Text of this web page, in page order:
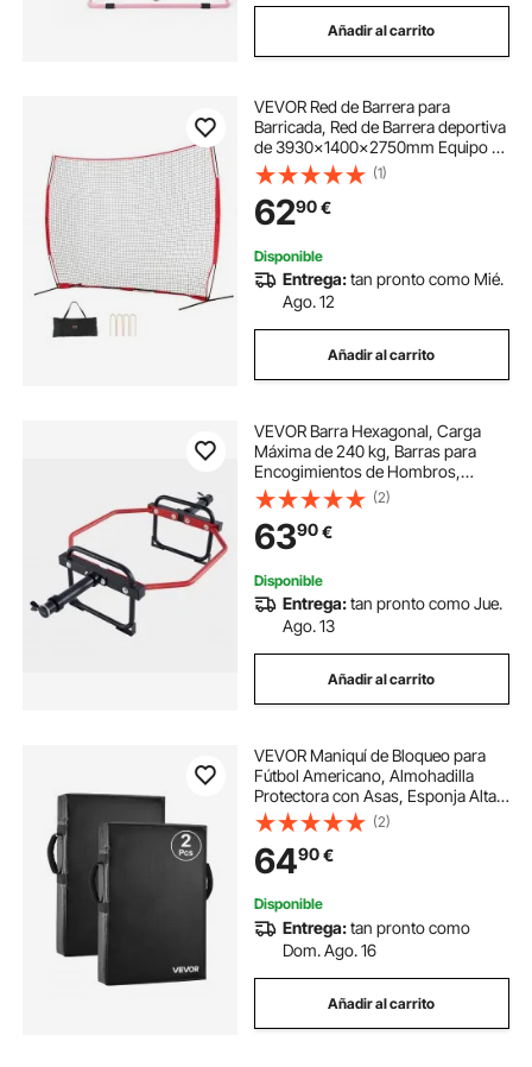
Añadir al carrito
VEVOR Red de Barrera para
Barricada, Red de Barrera deportiva
de 3930x1400x2750mm Equipo de
Práctica Portátil con Bolsa de
Transporte, Red de Protección para
Entrenamiento de Béisbol, Softball
(1)
6290€
Disponible
Entrega:tan pronto como Mié.
Ago. 12
Añadir al carrito
VEVOR Barra Hexagonal, Carga
Máxima de 240 kg, Barras para
Encogimientos de Hombros,
Equipo de Levantamiento de Pesas
y Entrenamiento de Fuerza,
Gimnasio en Casa para Sentadillas,
Rojo y Negro
(2)
6390€
Disponible
Entrega:tan pronto como Jue.
Ago. 13
Añadir al carrito
VEVOR Maniquí de Bloqueo para
Fútbol Americano, Almohadilla
Protectora con Asas, Esponja Alta
Densidad, Equipo de
Entrenamiento Resistente para
Hockey, Lacrosse, Negro, 2 uds,
600 x 405 x 240 mm
(2)
6490€
Disponible
Entrega:tan pronto como
Dom. Ago. 16
Añadir al carrito